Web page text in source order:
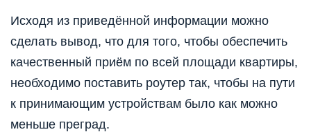
Исходя из приведённой информации можно
сделать вывод, что для того, чтобы обеспечить
качественный приём по всей площади квартиры,
необходимо поставить роутер так, чтобы на пути
к принимающим устройствам было как можно
меньше преград.